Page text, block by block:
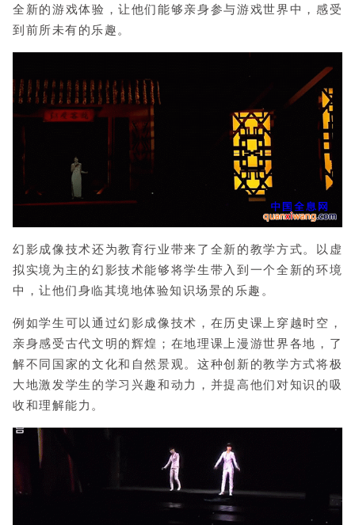
全新的游戏体验，让他们能够亲身参与游戏世界中，感受
到前所未有的乐趣。
幻影成像技术还为教育行业带来了全新的教学方式。以虚
拟实境为主的幻影技术能够将学生带入到一个全新的环境
中，让他们身临其境地体验知识场景的乐趣。
例如学生可以通过幻影成像技术，在历史课上穿越时空，
亲身感受古代文明的辉煌；在地理课上漫游世界各地，了
解不同国家的文化和自然景观。这种创新的教学方式将极
大地激发学生的学习兴趣和动力，并提高他们对知识的吸
收和理解能力。